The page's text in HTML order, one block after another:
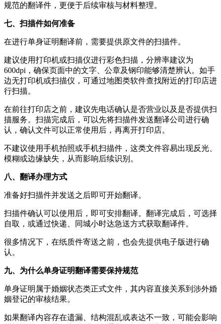
规范的翻译件，更便于后续审核与材料整理。
七、扫描件如何准备
在进行单身证明翻译前，需要提供原文件的扫描件。
建议使用打印机或扫描仪进行彩色扫描，分辨率建议为
600dpi，确保页面中的文字、公章及钢印能够清楚辨认。如手
边无打印机或扫描仪，可通过地图类软件查找附近的打印店进
行扫描。
在前往打印店之前，建议先电话确认是否营业以及是否提供扫
描服务。扫描完成后，可以先将扫描件发送翻译公司进行确
认，确认文件可以正常使用后，再离开打印店。
不建议使用手机拍照或手机扫描件，这类文件容易出现反光、
模糊或边缘缺失，从而影响后续识别。
八、翻译办理方式
准备好扫描件并发送之后即可开始翻译。
扫描件确认可以使用后，即可安排翻译。翻译完成后，可选择
自取，或通过快递、同城小时达急送方式获取翻译件。
很多情况下，在纸质件寄送之前，也会先提供电子版进行确
认。
九、为什么单身证明翻译需要保持规范
单身证明属于婚姻状态类正式文件，其内容直接关系到涉外婚
姻登记的审核结果。
如果翻译内容存在遗漏、结构混乱或表达不一致，可能会影响